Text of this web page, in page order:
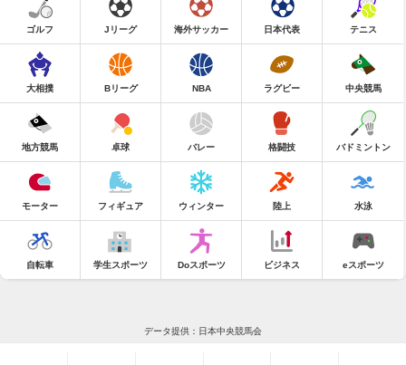
ゴルフ Jリーグ 海外サッカー 日本代表 テニス
大相撲 Bリーグ NBA ラグビー 中央競馬
地方競馬 卓球 バレー 格闘技 バドミントン
モーター フィギュア ウィンター 陸上 水泳
自転車 学生スポーツ Doスポーツ ビジネス eスポーツ
データ提供：日本中央競馬会